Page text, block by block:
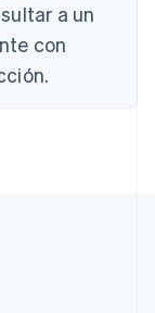
a un
con